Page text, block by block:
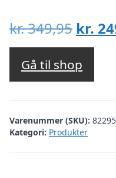
kr.349,95 Den
pris
var:
kr.
kr.
Gå til shop
Varenummer (SKU):
Kategori: Produkter